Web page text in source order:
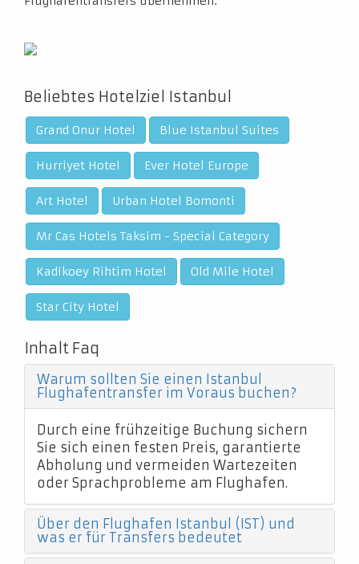
Beliebtes Hotelziel Istanbul
Grand Onur Hotel Blue Istanbul Suites
Hurriyet Hotel Ever Hotel Europe
Art Hotel Urban Hotel Bomonti
Mr Cas Hotels Taksim - Special Category
Kadikoey Rihtim Hotel Old Mile Hotel
Star City Hotel
Inhalt Faq
Warum sollten Sie einen Istanbul
Flughafentransfer im Voraus buchen?
Durch eine frühzeitige Buchung sichern
Sie sich einen festen Preis, garantierte
Abholung und vermeiden Wartezeiten
oder Sprachprobleme am Flughafen.
Über den Flughafen Istanbul (IST) und
was er für Transfers bedeutet